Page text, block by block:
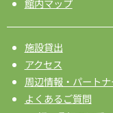
館内マップ
施設貸出
アクセス
周辺情報・パートナ
よくあるご質問